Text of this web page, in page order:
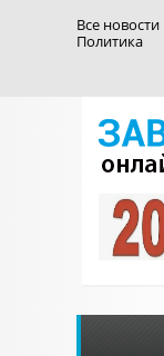
Все новости
Политика